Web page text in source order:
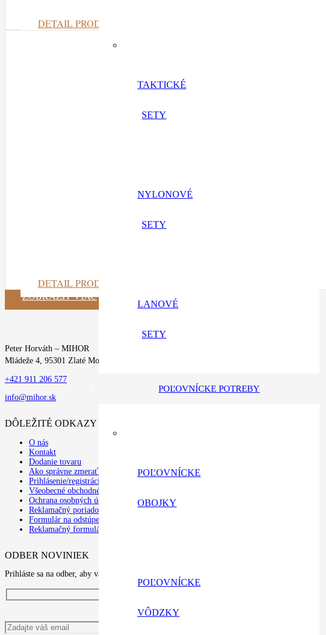
TAKTICKÉ
SETY
NYLONOVÉ
SETY
LANOVÉ
SETY
POĽOVNÍCKE POTREBY
POĽOVNÍCKE
OBOJKY
POĽOVNÍCKE
VÔDZKY
DETAIL PRODUKTU
DETAIL PRODUKTU
ZOBRAZIŤ VIAC
Peter Horváth – MIHOR
Mládeže 4, 95301 Zlaté Moravce
+421 911 206 577
info@mihor.sk
DÔLEŽITÉ ODKAZY
O nás
Kontakt
Dodanie tovaru
Ako správne zmerať psa
Prihlásenie/registrácia
Všeobecné obchodné podmienky
Ochrana osobných údajov a poučenie o cookies
Reklamačný poriadok
Formulár na odstúpenie od zmluvy
Reklamačný formulár
ODBER NOVINIEK
Prihláste sa na odber, aby vám nić neuniklo